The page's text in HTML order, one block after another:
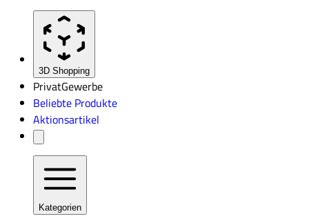
3D Shopping
PrivatGewerbe
Beliebte Produkte
Aktionsartikel
Kategorien